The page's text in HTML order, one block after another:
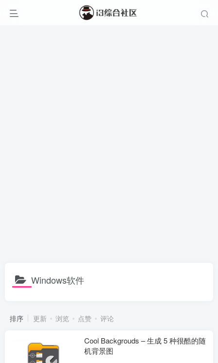
Windows软件
排序 更新 浏览 点赞 评论
Cool Backgrouds – 生成 5 种很酷的随
机背景图